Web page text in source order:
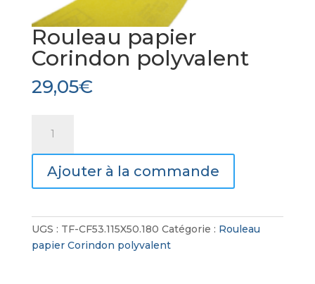
Rouleau papier
Corindon polyvalent
29,05€
Rouleau
papier
Corindon
Ajouter à la commande
UGS : TF-CF53.115X50.180 Catégorie : Rouleau
papier Corindon polyvalent